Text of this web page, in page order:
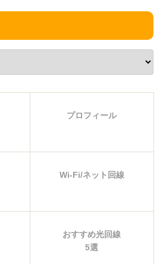
プロフィール
Wi-Fi/ネット回線
おすすめ光回線
5選